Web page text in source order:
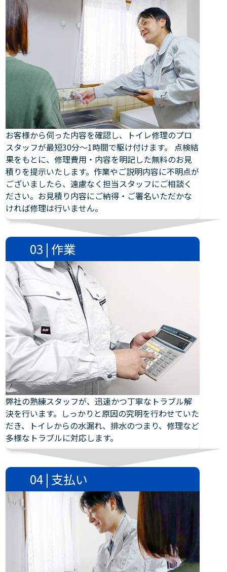
お客様から伺った内容を確認し、トイレ修理のプロ
スタッフが最短30分～1時間で駆け付けます。 点検結
果をもとに、修理費用・内容を明記した無料のお見
積りを提示いたします。作業やご説明内容に不明点が
ございましたら、遠慮なく担当スタッフにご相談く
ださい。お見積り内容にご納得・ご署名いただかな
ければ修理は行いません。
03 | 作業
弊社の熟練スタッフが、迅速かつ丁寧なトラブル解
決を行います。しっかりと原因の究明を行わせていた
だき、トイレからの水漏れ、排水のつまり、修理など
多様なトラブルに対応します。
04 | 支払い